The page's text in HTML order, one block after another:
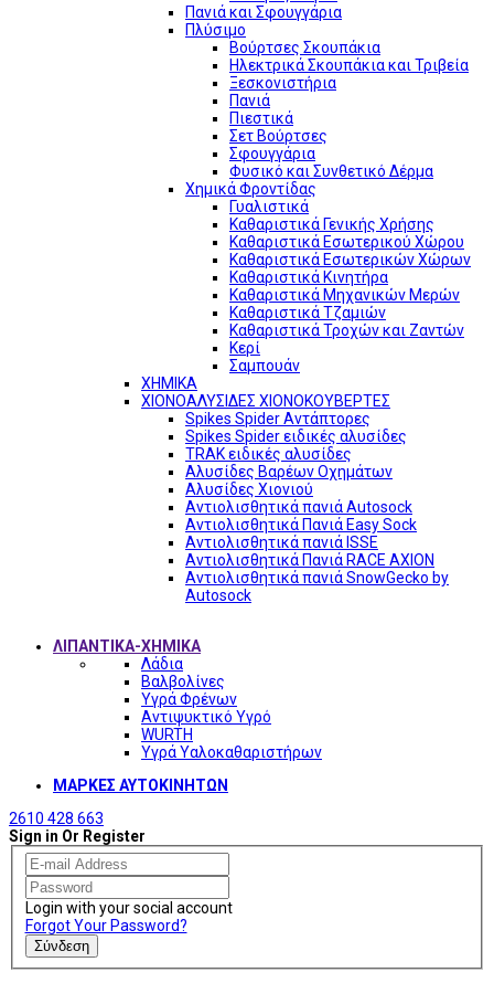
Πανιά και Σφουγγάρια
Πλύσιμο
Βούρτσες Σκουπάκια
Ηλεκτρικά Σκουπάκια και Τριβεία
Ξεσκονιστήρια
Πανιά
Πιεστικά
Σετ Βούρτσες
Σφουγγάρια
Φυσικό και Συνθετικό Δέρμα
Χημικά Φροντίδας
Γυαλιστικά
Καθαριστικά Γενικής Χρήσης
Καθαριστικά Εσωτερικού Χώρου
Καθαριστικά Εσωτερικών Χώρων
Καθαριστικά Κινητήρα
Καθαριστικά Μηχανικών Μερών
Καθαριστικά Τζαμιών
Καθαριστικά Τροχών και Ζαντών
Κερί
Σαμπουάν
ΧΗΜΙΚΑ
ΧΙΟΝΟΑΛΥΣΙΔΕΣ ΧΙΟΝΟΚΟΥΒΕΡΤΕΣ
Spikes Spider Αντάπτορες
Spikes Spider ειδικές αλυσίδες
TRAK ειδικές αλυσίδες
Αλυσίδες Βαρέων Οχημάτων
Αλυσίδες Χιονιού
Αντιολισθητικά πανιά Autosock
Αντιολισθητικά Πανιά Easy Sock
Αντιολισθητικά πανιά ISSE
Αντιολισθητικά Πανιά RACE AXION
Αντιολισθητικά πανιά SnowGecko by
Autosock
ΛΙΠΑΝΤΙΚΑ-ΧΗΜΙΚΑ
Λάδια
Βαλβολίνες
Υγρά Φρένων
Αντιψυκτικό Υγρό
WURTH
Υγρά Υαλοκαθαριστήρων
ΜΑΡΚΕΣ ΑΥΤΟΚΙΝΗΤΩΝ
2610 428 663
Sign in Or Register
Login with your social account
Forgot Your Password?
Σύνδεση